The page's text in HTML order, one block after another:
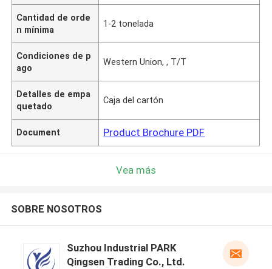
Cantidad de orde
n mínima
1-2 tonelada
Condiciones de p
ago
Western Union, , T/T
Detalles de empa
quetado
Caja del cartón
Document Product Brochure PDF
Vea más
SOBRE NOSOTROS
Suzhou Industrial PARK
Qingsen Trading Co., Ltd.